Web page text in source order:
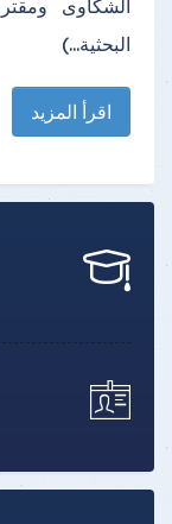
الشكاوى
البحثية...)
اقرأ المزيد